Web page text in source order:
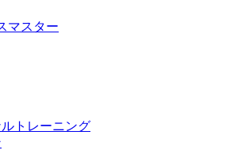
マスター
トレーニング